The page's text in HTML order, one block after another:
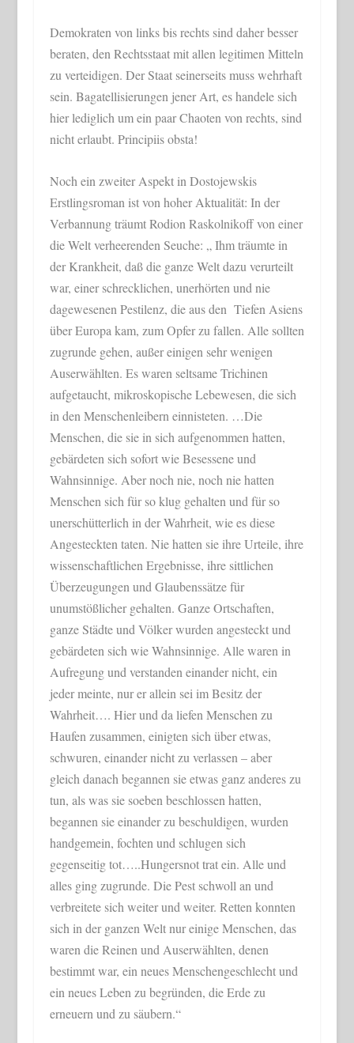
Demokraten von links bis rechts sind daher besser
beraten, den Rechtsstaat mit allen legitimen Mitteln
zu verteidigen. Der Staat seinerseits muss wehrhaft
sein. Bagatellisierungen jener Art, es handele sich
hier lediglich um ein paar Chaoten von rechts, sind
nicht erlaubt. Principiis obsta!
Noch ein zweiter Aspekt in Dostojewskis
Erstlingsroman ist von hoher Aktualität: In der
Verbannung träumt Rodion Raskolnikoff von einer
die Welt verheerenden Seuche: „ Ihm träumte in
der Krankheit, daß die ganze Welt dazu verurteilt
war, einer schrecklichen, unerhörten und nie
dagewesenen Pestilenz, die aus den Tiefen Asiens
über Europa kam, zum Opfer zu fallen. Alle sollten
zugrunde gehen, außer einigen sehr wenigen
Auserwählten. Es waren seltsame Trichinen
aufgetaucht, mikroskopische Lebewesen, die sich
in den Menschenleibern einnisteten. …Die
Menschen, die sie in sich aufgenommen hatten,
gebärdeten sich sofort wie Besessene und
Wahnsinnige. Aber noch nie, noch nie hatten
Menschen sich für so klug gehalten und für so
unerschütterlich in der Wahrheit, wie es diese
Angesteckten taten. Nie hatten sie ihre Urteile, ihre
wissenschaftlichen Ergebnisse, ihre sittlichen
Überzeugungen und Glaubenssätze für
unumstößlicher gehalten. Ganze Ortschaften,
ganze Städte und Völker wurden angesteckt und
gebärdeten sich wie Wahnsinnige. Alle waren in
Aufregung und verstanden einander nicht, ein
jeder meinte, nur er allein sei im Besitz der
Wahrheit…. Hier und da liefen Menschen zu
Haufen zusammen, einigten sich über etwas,
schwuren, einander nicht zu verlassen – aber
gleich danach begannen sie etwas ganz anderes zu
tun, als was sie soeben beschlossen hatten,
begannen sie einander zu beschuldigen, wurden
handgemein, fochten und schlugen sich
gegenseitig tot…..Hungersnot trat ein. Alle und
alles ging zugrunde. Die Pest schwoll an und
verbreitete sich weiter und weiter. Retten konnten
sich in der ganzen Welt nur einige Menschen, das
waren die Reinen und Auserwählten, denen
bestimmt war, ein neues Menschengeschlecht und
ein neues Leben zu begründen, die Erde zu
erneuern und zu säubern.“